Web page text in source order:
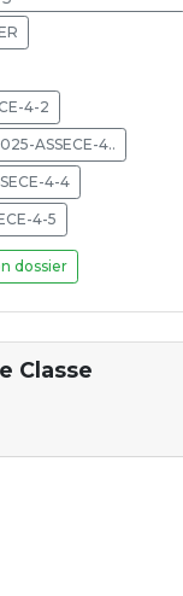
4-2
ASSECE-4..
4-4
4-5
dossier
Classe